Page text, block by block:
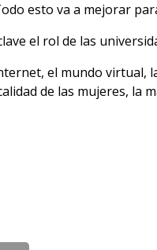
esto va a mejorar
el rol de las
el mundo virtual,
de las mujeres, la